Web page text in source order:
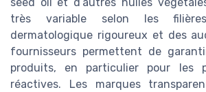
très variable selon les
dermatologique rigoureux et des
fournisseurs permettent de
produits, en particulier pour les
réactives. Les marques